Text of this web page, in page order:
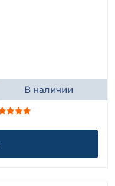
В наличии